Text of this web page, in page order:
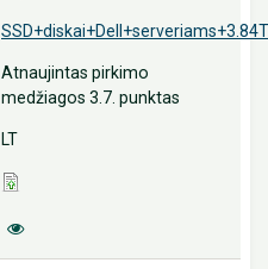
Atnaujintas pirkimo
medžiagos 3.7. punktas
LT